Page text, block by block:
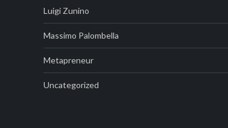
Luigi Zunino
Massimo Palombella
Metapreneur
Uncategorized